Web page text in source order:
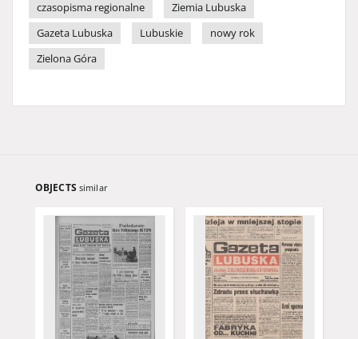
czasopisma regionalne
Ziemia Lubuska
Gazeta Lubuska
Lubuskie
nowy rok
Zielona Góra
OBJECTS similar